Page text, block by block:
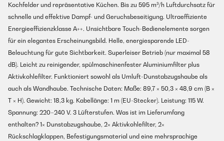
Kochfelder und repräsentative Küchen. Bis zu 595 m³/h Luftdurchsatz für
schnelle und effektive Dampf- und Geruchsbeseitigung. Ultraeffiziente
Energieeffizienzklasse A++. Unsichtbare Touch-Bedienelemente sorgen
für ein elegantes Erscheinungsbild. Helle, energiesparende LED-
Beleuchtung für gute Sichtbarkeit. Superleiser Betrieb (nur maximal 58
dB). Leicht zu reinigender, spülmaschinenfester Aluminiumfilter plus
Aktivkohlefilter. Funktioniert sowohl als Umluft-Dunstabzugshaube als
auch als Wandhaube. Technische Daten: Maße: 89,7 × 50,3 × 48,9 cm (B ×
T × H). Gewicht: 18,3 kg. Kabellänge: 1 m (EU-Stecker). Leistung: 115 W.
Spannung: 220–240 V. 3 Lüfterstufen. Was ist im Lieferumfang
enthalten? 1× Dunstabzugshaube, 2× Aktivkohlefilter, 2×
Rückschlagklappen, Befestigungsmaterial und eine mehrsprachige